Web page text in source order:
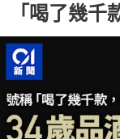
「喝了幾千